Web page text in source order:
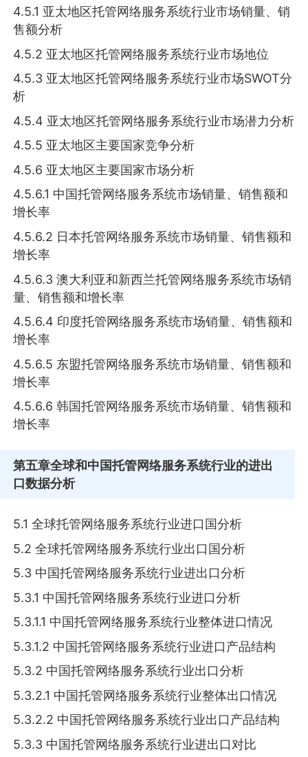
4.5.1 亚太地区托管网络服务系统行业市场销量、销
售额分析
4.5.2 亚太地区托管网络服务系统行业市场地位
4.5.3 亚太地区托管网络服务系统行业市场SWOT分
析
4.5.4 亚太地区托管网络服务系统行业市场潜力分析
4.5.5 亚太地区主要国家竞争分析
4.5.6 亚太地区主要国家市场分析
4.5.6.1 中国托管网络服务系统市场销量、销售额和
增长率
4.5.6.2 日本托管网络服务系统市场销量、销售额和
增长率
4.5.6.3 澳大利亚和新西兰托管网络服务系统市场销
量、销售额和增长率
4.5.6.4 印度托管网络服务系统市场销量、销售额和
增长率
4.5.6.5 东盟托管网络服务系统市场销量、销售额和
增长率
4.5.6.6 韩国托管网络服务系统市场销量、销售额和
增长率
第五章全球和中国托管网络服务系统行业的进出
口数据分析
5.1 全球托管网络服务系统行业进口国分析
5.2 全球托管网络服务系统行业出口国分析
5.3 中国托管网络服务系统行业进出口分析
5.3.1 中国托管网络服务系统行业进口分析
5.3.1.1 中国托管网络服务系统行业整体进口情况
5.3.1.2 中国托管网络服务系统行业进口产品结构
5.3.2 中国托管网络服务系统行业出口分析
5.3.2.1 中国托管网络服务系统行业整体出口情况
5.3.2.2 中国托管网络服务系统行业出口产品结构
5.3.3 中国托管网络服务系统行业进出口对比